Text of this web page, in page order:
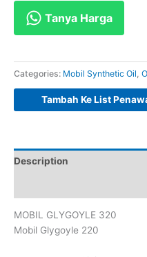
Tanya Harga
Categories: Mobil Synthetic Oil
Tambah Ke List
Description
MOBIL GLYGOYLE 320
Mobil Glygoyle 220